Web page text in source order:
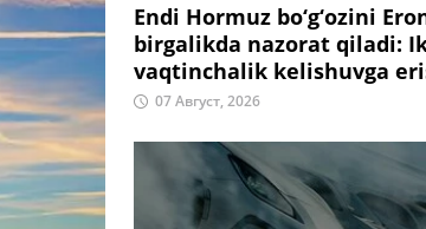
Endi Hormuz bo‘g‘ozini
birgalikda nazorat qiladi:
vaqtinchalik kelishuvga
07 Август, 2026